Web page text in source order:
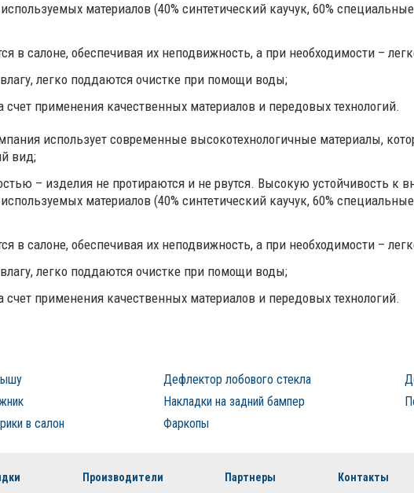
материалов (40% синтетический каучук, 60%
в салоне, обеспечивая их неподвижность, а при необходимости –
легко поддаются очистке при помощи воды;
счет применения качественных материалов и передовых технологий.
использует современные высокотехнологичные материалы,
вид;
– изделия не протираются и не рвутся. Высокую устойчивость к
материалов (40% синтетический каучук, 60%
в салоне, обеспечивая их неподвижность, а при необходимости –
легко поддаются очистке при помощи воды;
счет применения качественных материалов и передовых технологий.
Дефлектор лобового стекла
Накладки на задний бампер
в салон Фаркопы
Производители Партнеры Контакты